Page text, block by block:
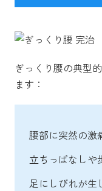
ぎっくり腰の典型
ます：
腰部に突然の激
立ちっぱなしや
足にしびれが生